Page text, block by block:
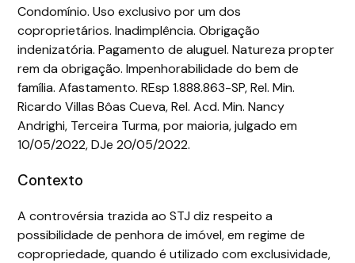
Condomínio. Uso exclusivo por um dos
coproprietários. Inadimplência. Obrigação
indenizatória. Pagamento de aluguel. Natureza propter
rem da obrigação. Impenhorabilidade do bem de
família. Afastamento. REsp 1.888.863-SP, Rel. Min.
Ricardo Villas Bôas Cueva, Rel. Acd. Min. Nancy
Andrighi, Terceira Turma, por maioria, julgado em
10/05/2022, DJe 20/05/2022.
Contexto
A controvérsia trazida ao STJ diz respeito a
possibilidade de penhora de imóvel, em regime de
copropriedade, quando é utilizado com exclusividade,